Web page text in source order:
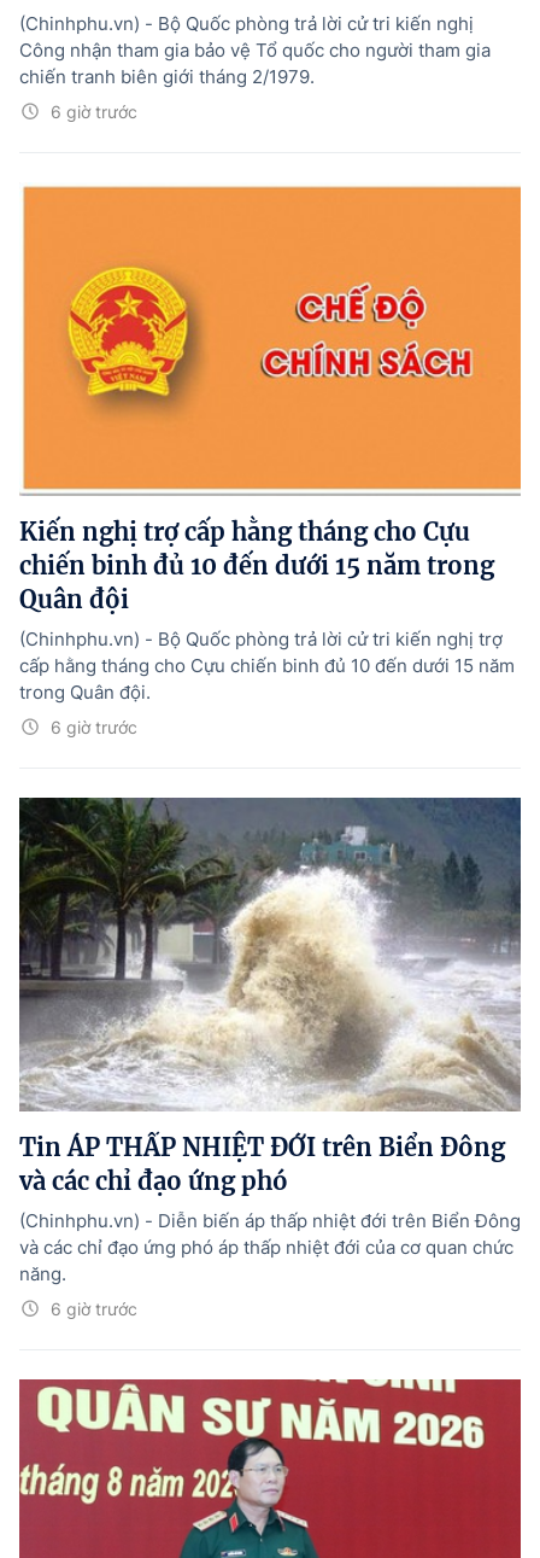
6 giờ trước
(Chinhphu.vn) - Bộ Quốc phòng trả lời cử tri kiến nghị
Công nhận tham gia bảo vệ Tổ quốc cho người tham gia
chiến tranh biên giới tháng 2/1979.
Kiến nghị trợ cấp hằng tháng cho Cựu
chiến binh đủ 10 đến dưới 15 năm trong
Quân đội
6 giờ trước
(Chinhphu.vn) - Bộ Quốc phòng trả lời cử tri kiến nghị trợ
cấp hằng tháng cho Cựu chiến binh đủ 10 đến dưới 15 năm
trong Quân đội.
Tin ÁP THẤP NHIỆT ĐỚI trên Biển Đông
và các chỉ đạo ứng phó
6 giờ trước
(Chinhphu.vn) - Diễn biến áp thấp nhiệt đới trên Biển Đông
và các chỉ đạo ứng phó áp thấp nhiệt đới của cơ quan chức
năng.